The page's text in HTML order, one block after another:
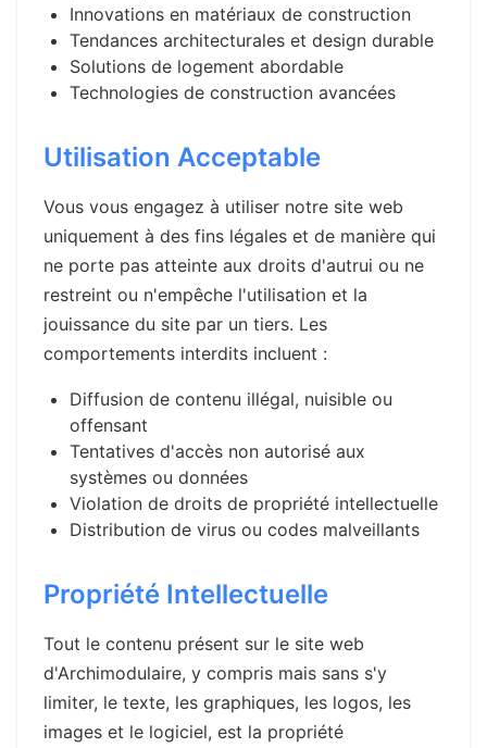
Innovations en matériaux de construction
Tendances architecturales et design durable
Solutions de logement abordable
Technologies de construction avancées
Utilisation Acceptable
Vous vous engagez à utiliser notre site web
uniquement à des fins légales et de manière qui
ne porte pas atteinte aux droits d'autrui ou ne
restreint ou n'empêche l'utilisation et la
jouissance du site par un tiers. Les
comportements interdits incluent :
Diffusion de contenu illégal, nuisible ou
offensant
Tentatives d'accès non autorisé aux
systèmes ou données
Violation de droits de propriété intellectuelle
Distribution de virus ou codes malveillants
Propriété Intellectuelle
Tout le contenu présent sur le site web
d'Archimodulaire, y compris mais sans s'y
limiter, le texte, les graphiques, les logos, les
images et le logiciel, est la propriété